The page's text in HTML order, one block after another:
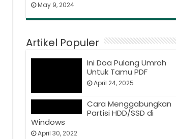
May 9, 2024
Artikel Populer
Ini Doa Pulang Umroh
Untuk Tamu PDF
April 24, 2025
Cara Menggabungkan
Partisi HDD/SSD di
Windows
April 30, 2022